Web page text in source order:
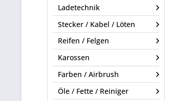
Ladetechnik
Stecker / Kabel / Löten
Reifen / Felgen
Karossen
Farben / Airbrush
Öle / Fette / Reiniger